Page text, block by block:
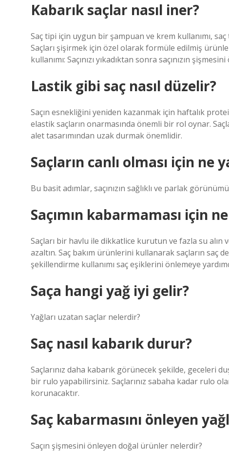
Kabarık saçlar nasıl iner?
Saç tipi için uygun bir şampuan ve krem ​​kullanımı,
Saçları şişirmek için özel olarak formüle edilmiş
kullanımı: Saçınızı yıkadıktan sonra saçınızın
Lastik gibi saç nasıl düzelir?
Saçın esnekliğini yeniden kazanmak için haftalık
elastik saçların onarmasında önemli bir rol oynar.
alet tasarımından uzak durmak önemlidir.
Saçların canlı olması için ne
Bu basit adımlar, saçınızın sağlıklı ve parlak
Saçımın kabarmaması için
Saçları bir havlu ile dikkatlice kurutun ve fazla su alın
azaltın. Saç bakım ürünlerini kullanarak saçların saç
şekillendirme kullanımı saç eşiklerini önlemeye
Saça hangi yağ iyi gelir?
Yağları uzatan saçlar nelerdir?
Saç nasıl kabarık durur?
Saçlarınız daha kabarık görünecek şekilde, geceleri
bir rulo yapabilirsiniz. Saçlarınız sabaha kadar rulo
korunacaktır.
Saç kabarmasını önleyen
Saçın şişmesini önleyen doğal ürünler nelerdir?